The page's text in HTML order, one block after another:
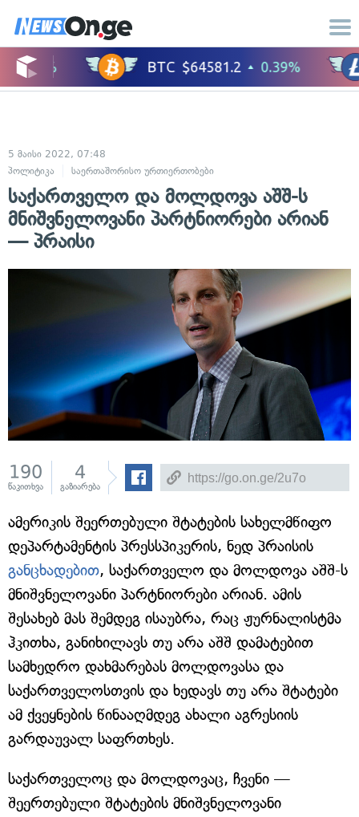
5 მაისი 2022, 07:48
პოლიტიკა
საერთაშორისო ურთიერთობები
საქართველო და მოლდოვა აშშ-ს
მნიშვნელოვანი პარტნიორები არიან
— პრაისი
190
წაკითხვა
4
გაზიარება
ამერიკის შეერთებული შტატების სახელმწიფო
დეპარტამენტის პრესსპიკერის, ნედ პრაისის
განცხადებით, საქართველო და მოლდოვა აშშ-ს
მნიშვნელოვანი პარტნიორები არიან. ამის
შესახებ მას შემდეგ ისაუბრა, რაც ჟურნალისტმა
ჰკითხა, განიხილავს თუ არა აშშ დამატებით
სამხედრო დახმარებას მოლდოვასა და
საქართველოსთვის და ხედავს თუ არა შტატები
ამ ქვეყნების წინააღმდეგ ახალი აგრესიის
გარდაუვალ საფრთხეს.
საქართველოც და მოლდოვაც, ჩვენი —
შეერთებული შტატების მნიშვნელოვანი